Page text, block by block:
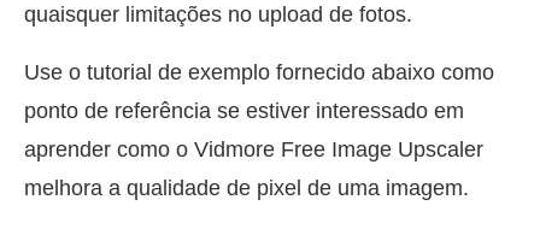
quaisquer limitações no upload de fotos.
Use o tutorial de exemplo fornecido abaixo como
ponto de referência se estiver interessado em
aprender como o Vidmore Free Image Upscaler
melhora a qualidade de pixel de uma imagem.